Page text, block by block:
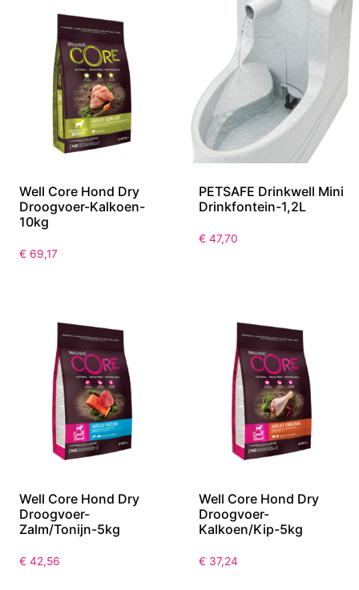
Well Core Hond Dry
Droogvoer-Kalkoen-
10kg
€ 69,17
PETSAFE Drinkwell Mini
Drinkfontein-1,2L
€ 47,70
Well Core Hond Dry
Droogvoer-
Zalm/Tonijn-5kg
€ 42,56
Well Core Hond Dry
Droogvoer-
Kalkoen/Kip-5kg
€ 37,24